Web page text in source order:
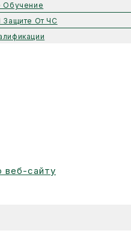
Обучение
От ЧС
веб-сайту